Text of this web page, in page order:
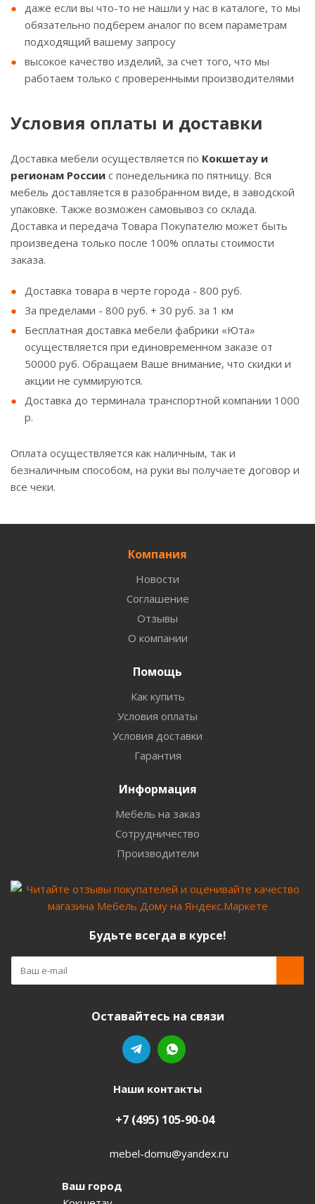
даже если вы что-то не нашли у нас в каталоге, то мы
обязательно подберем аналог по всем параметрам
подходящий вашему запросу
высокое качество изделий, за счет того, что мы
работаем только с проверенными производителями
Условия оплаты и доставки
Доставка мебели осуществляется по Кокшетау и
регионам России с понедельника по пятницу. Вся
мебель доставляется в разобранном виде, в заводской
упаковке. Также возможен самовывоз со склада.
Доставка и передача Товара Покупателю может быть
произведена только после 100% оплаты стоимости
заказа.
Доставка товара в черте города - 800 руб.
За пределами - 800 руб. + 30 руб. за 1 км
Бесплатная доставка мебели фабрики «Юта»
осуществляется при единовременном заказе от
50000 руб. Обращаем Ваше внимание, что скидки и
акции не суммируются.
Доставка до терминала транспортной компании 1000
р.
Оплата осуществляется как наличным, так и
безналичным способом, на руки вы получаете договор и
все чеки.
Компания
Новости
Соглашение
Отзывы
О компании
Помощь
Как купить
Условия оплаты
Условия доставки
Гарантия
Информация
Мебель на заказ
Сотрудничество
Производители
Будьте всегда в курсе!
Оставайтесь на связи
Наши контакты
+7 (495) 105-90-04
mebel-domu@yandex.ru
Ваш город